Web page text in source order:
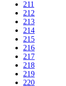
211
212
213
214
215
216
217
218
219
220